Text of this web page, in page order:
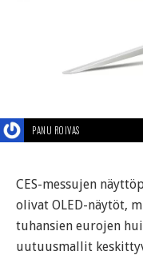
PANU ROIVAS
CES-messujen
olivat OLED-näytöt,
tuhansien eurojen
uutuusmallit